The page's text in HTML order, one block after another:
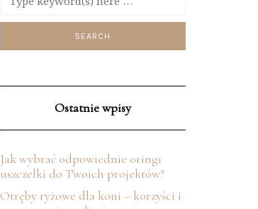
Ostatnie wpisy
Jak wybrać odpowiednie oringi
uszczelki do Twoich projektów?
Otręby ryżowe dla koni – korzyści i